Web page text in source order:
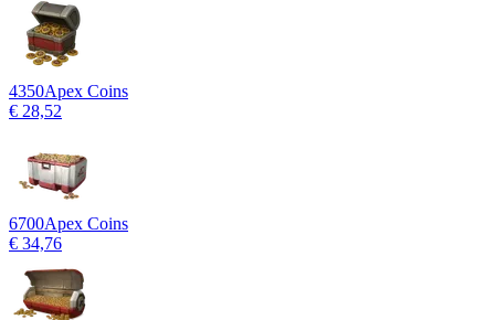
4350Apex Coins
€ 28,52
6700Apex Coins
€ 34,76